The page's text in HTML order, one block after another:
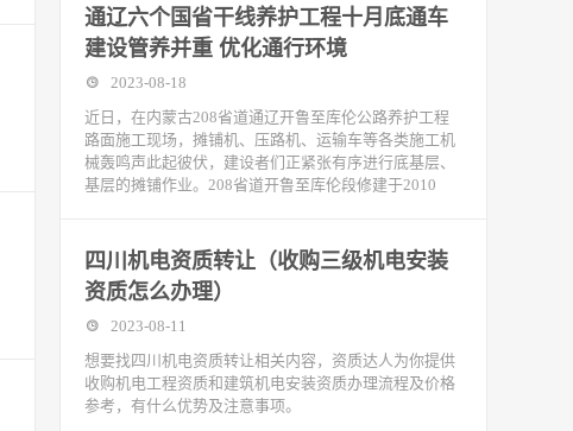
通辽六个国省干线养护工程十月底通车
建设管养并重 优化通行环境
2023-08-18
近日，在内蒙古208省道通辽开鲁至库伦公路养护工程
路面施工现场，摊铺机、压路机、运输车等各类施工机
械轰鸣声此起彼伏，建设者们正紧张有序进行底基层、
基层的摊铺作业。208省道开鲁至库伦段修建于2010
四川机电资质转让（收购三级机电安装
资质怎么办理）
2023-08-11
想要找四川机电资质转让相关内容，资质达人为你提供
收购机电工程资质和建筑机电安装资质办理流程及价格
参考，有什么优势及注意事项。